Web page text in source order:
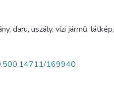
, daru, uszály, vízi jármű, látkép,
169940